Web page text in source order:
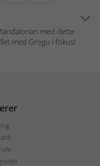
med dette
med Grogu i fokus!